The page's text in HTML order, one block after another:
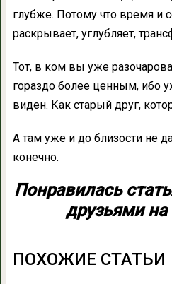
глубже. Потому что время и
раскрывает, углубляет,
Тот, в ком вы уже
гораздо более ценным, ибо
виден. Как старый друг,
А там уже и до близости не
конечно.
Понравилась
друзьями на
ПОХОЖИЕ СТАТЬИ